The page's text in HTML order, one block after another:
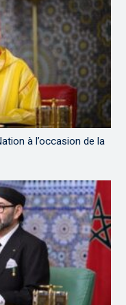
à l’occasion de la